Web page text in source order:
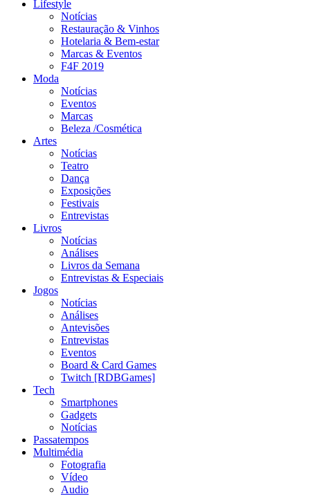
Lifestyle
Notícias
Restauração & Vinhos
Hotelaria & Bem-estar
Marcas & Eventos
F4F 2019
Moda
Notícias
Eventos
Marcas
Beleza /Cosmética
Artes
Notícias
Teatro
Dança
Exposições
Festivais
Entrevistas
Livros
Notícias
Análises
Livros da Semana
Entrevistas & Especiais
Jogos
Notícias
Análises
Antevisões
Entrevistas
Eventos
Board & Card Games
Twitch [RDBGames]
Tech
Smartphones
Gadgets
Notícias
Passatempos
Multimédia
Fotografia
Vídeo
Audio